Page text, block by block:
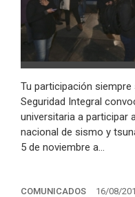
Tu participación
Seguridad Integral
universitaria a participar
nacional de sismo y
5 de noviembre a…
COMUNICADOS 16/08/